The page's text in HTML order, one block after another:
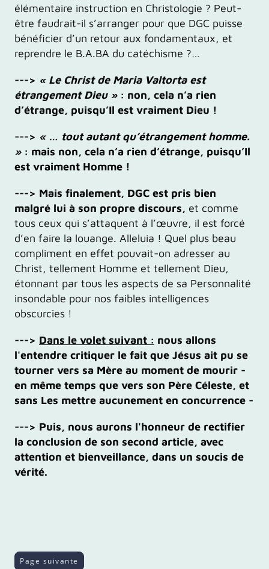
élémentaire instruction en Christologie ? Peut-
être faudrait-il s’arranger pour que DGC puisse
bénéficier d’un retour aux fondamentaux, et
reprendre le B.A.BA du catéchisme ?…
---> « Le Christ de Maria Valtorta est
étrangement Dieu » : non, cela n’a rien
d’étrange, puisqu’Il est vraiment Dieu !
---> « … tout autant qu’étrangement homme.
»: mais non, cela n’a rien d’étrange, puisqu’Il
est vraiment Homme !
---> Mais finalement, DGC est pris bien
malgré lui à son propre discours, et comme
tous ceux qui s’attaquent à l’œuvre, il est forcé
d’en faire la louange. Alleluia ! Quel plus beau
compliment en effet pouvait-on adresser au
Christ, tellement Homme et tellement Dieu,
étonnant par tous les aspects de sa Personnalité
insondable pour nos faibles intelligences
obscurcies !
---> Dans le volet suivant : nous allons
l'entendre critiquer le fait que Jésus ait pu se
tourner vers sa Mère au moment de mourir -
en même temps que vers son Père Céleste, et
sans Les mettre aucunement en concurrence -
---> Puis, nous aurons l'honneur de rectifier
la conclusion de son second article, avec
attention et bienveillance, dans un soucis de
vérité.
Page suivante